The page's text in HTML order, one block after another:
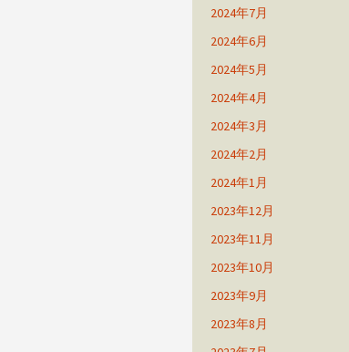
2024年7月
2024年6月
2024年5月
2024年4月
2024年3月
2024年2月
2024年1月
2023年12月
2023年11月
2023年10月
2023年9月
2023年8月